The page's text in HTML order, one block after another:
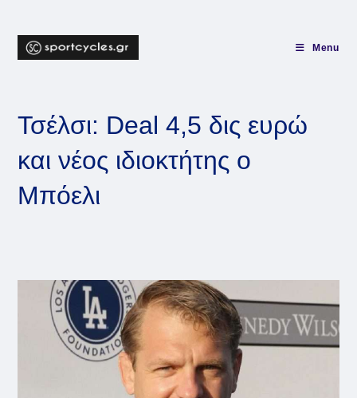
content
Menu
Τσέλσι: Deal 4,5 δις ευρώ
και νέος ιδιοκτήτης ο
Μπόελι